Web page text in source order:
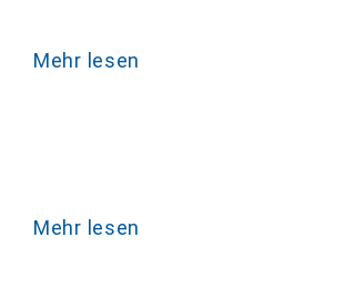
Mehr lesen
Mehr lesen